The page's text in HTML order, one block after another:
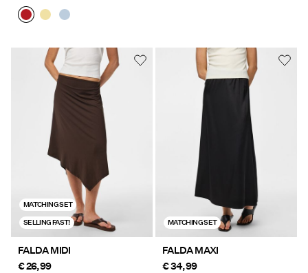
MATCHING SET
SELLING FAST!
FALDA MIDI
€ 26,99
MATCHING SET
FALDA MAXI
€ 34,99